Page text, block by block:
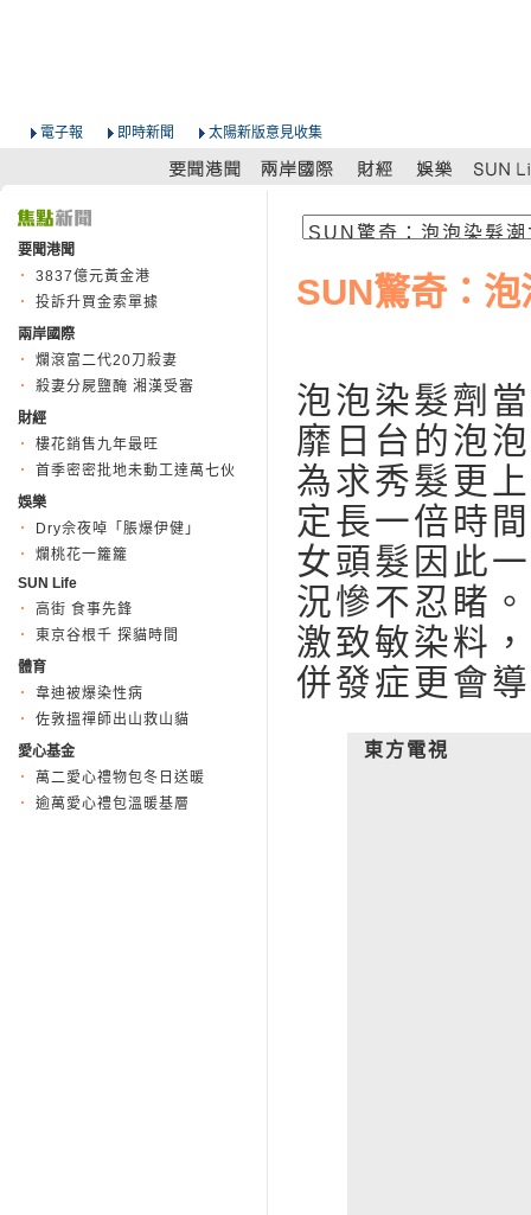
電子報 即時新聞 太陽新版意見收集
要聞港聞
3837億元黃金港
投訴升買金索單據
兩岸國際
爛滾富二代20刀殺妻
殺妻分屍鹽醃 湘漢受審
財經
樓花銷售九年最旺
首季密密批地未動工達萬七伙
娛樂
Dry佘夜啅「脹爆伊健」
爛桃花一籮籮
SUN Life
高街 食事先鋒
東京谷根千 探貓時間
體育
韋迪被爆染性病
佐敦搵禪師出山救山貓
愛心基金
萬二愛心禮物包冬日送暖
逾萬愛心禮包溫暖基層
SUN驚奇：
泡泡染髮劑
靡日台的泡
為求秀髮更
定長一倍時
女頭髮因此
況慘不忍睹
激致敏染料
併發症更會
東方電視